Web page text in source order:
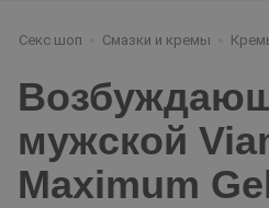
Секс шоп Смазки и кремы
мужской
Maximum